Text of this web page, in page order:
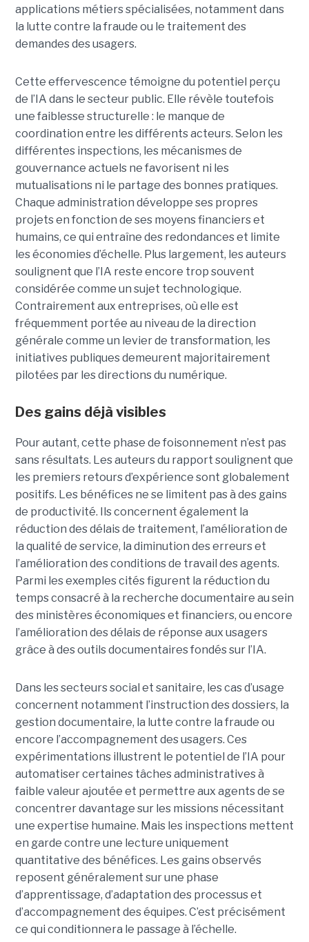
applications métiers spécialisées, notamment dans
la lutte contre la fraude ou le traitement des
demandes des usagers.
Cette effervescence témoigne du potentiel perçu
de l’IA dans le secteur public. Elle révèle toutefois
une faiblesse structurelle : le manque de
coordination entre les différents acteurs. Selon les
différentes inspections, les mécanismes de
gouvernance actuels ne favorisent ni les
mutualisations ni le partage des bonnes pratiques.
Chaque administration développe ses propres
projets en fonction de ses moyens financiers et
humains, ce qui entraîne des redondances et limite
les économies d’échelle. Plus largement, les auteurs
soulignent que l’IA reste encore trop souvent
considérée comme un sujet technologique.
Contrairement aux entreprises, où elle est
fréquemment portée au niveau de la direction
générale comme un levier de transformation, les
initiatives publiques demeurent majoritairement
pilotées par les directions du numérique.
Des gains déjà visibles
Pour autant, cette phase de foisonnement n’est pas
sans résultats. Les auteurs du rapport soulignent que
les premiers retours d’expérience sont globalement
positifs. Les bénéfices ne se limitent pas à des gains
de productivité. Ils concernent également la
réduction des délais de traitement, l’amélioration de
la qualité de service, la diminution des erreurs et
l’amélioration des conditions de travail des agents.
Parmi les exemples cités figurent la réduction du
temps consacré à la recherche documentaire au sein
des ministères économiques et financiers, ou encore
l’amélioration des délais de réponse aux usagers
grâce à des outils documentaires fondés sur l’IA.
Dans les secteurs social et sanitaire, les cas d’usage
concernent notamment l’instruction des dossiers, la
gestion documentaire, la lutte contre la fraude ou
encore l’accompagnement des usagers. Ces
expérimentations illustrent le potentiel de l’IA pour
automatiser certaines tâches administratives à
faible valeur ajoutée et permettre aux agents de se
concentrer davantage sur les missions nécessitant
une expertise humaine. Mais les inspections mettent
en garde contre une lecture uniquement
quantitative des bénéfices. Les gains observés
reposent généralement sur une phase
d’apprentissage, d’adaptation des processus et
d’accompagnement des équipes. C’est précisément
ce qui conditionnera le passage à l’échelle.